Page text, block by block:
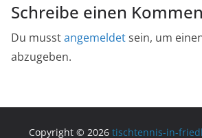
Schreibe einen
Du musstangemeldetsein, um
abzugeben.
Copyright © 2026 tischtennis-in-